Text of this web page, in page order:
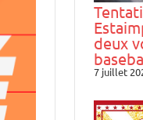
deux
7 juillet